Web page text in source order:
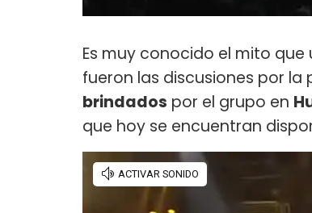
Es muy conocido el mito
fueron las discusiones por la
brindados por el grupo en
que hoy se encuentran